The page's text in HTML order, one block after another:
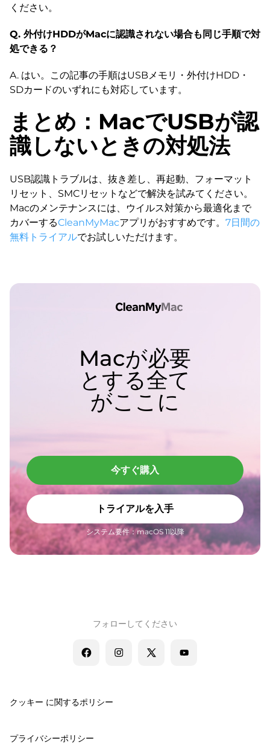
ください。
Q. 外付けHDDがMacに認識されない場合も同じ手順で対
処できる？
A. はい。この記事の手順はUSBメモリ・外付けHDD・
SDカードのいずれにも対応しています。
まとめ：MacでUSBが認
識しないときの対処法
USB認識トラブルは、抜き差し、再起動、フォーマット
リセット、SMCリセットなどで解決を試みてください。
Macのメンテナンスには、ウイルス対策から最適化まで
カバーするCleanMyMacアプリがおすすめです。 7日間の
無料トライアルでお試しいただけます。
Macが必要
とする全て
がここに
今すぐ購入
トライアルを入手
システム要件：macOS 11以降
クッキー に関するポリシー
プライバシーポリシー
フォローしてください